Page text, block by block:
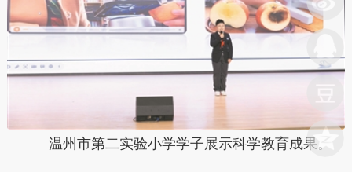
温州市第二实验小学学子展示科学教育成果。